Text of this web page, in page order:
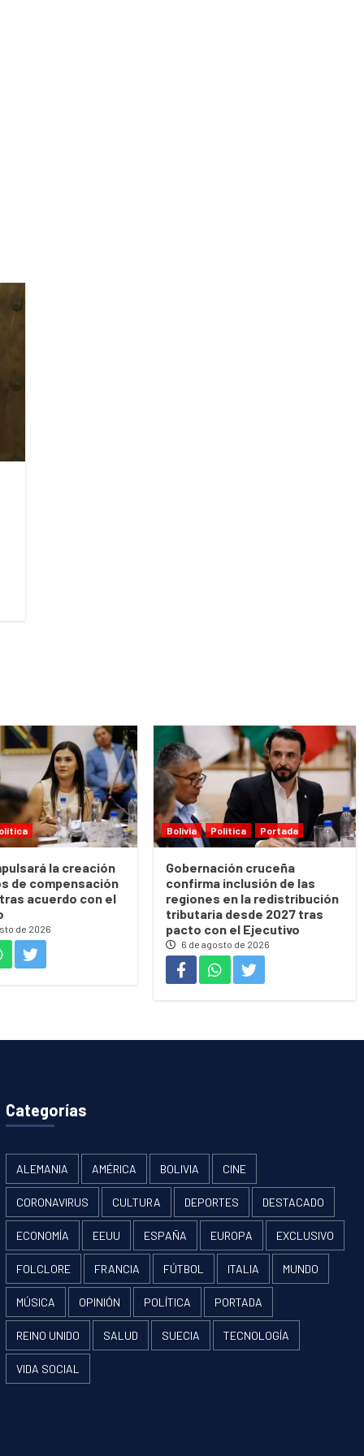
la creación
de compensación
acuerdo con el
de 2026
Bolivia Política Portada
Gobernación cruceña
confirma inclusión de las
regiones en la redistribución
tributaria desde 2027 tras
pacto con el Ejecutivo
6 de agosto de 2026
Categorías
ALEMANIA AMÉRICA BOLIVIA CINE
CORONAVIRUS CULTURA DEPORTES DESTACADO
ECONOMÍA EEUU ESPAÑA EUROPA EXCLUSIVO
FOLCLORE FRANCIA FÚTBOL ITALIA MUNDO
MÚSICA OPINIÓN POLÍTICA PORTADA
REINO UNIDO SALUD SUECIA TECNOLOGÍA
VIDA SOCIAL